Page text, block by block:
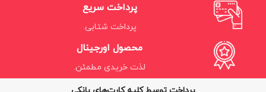
پرداخت سریع
پرداخت شتابی.
محصول اورجینال
لذت خریدی مطمئن.